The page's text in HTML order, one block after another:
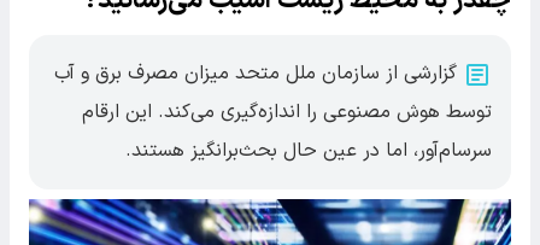
گزارشی از سازمان ملل متحد میزان مصرف برق و آب
توسط هوش مصنوعی را اندازه‌گیری می‌کند. این ارقام
سرسام‌آور، اما در عین حال بحث‌برانگیز هستند.